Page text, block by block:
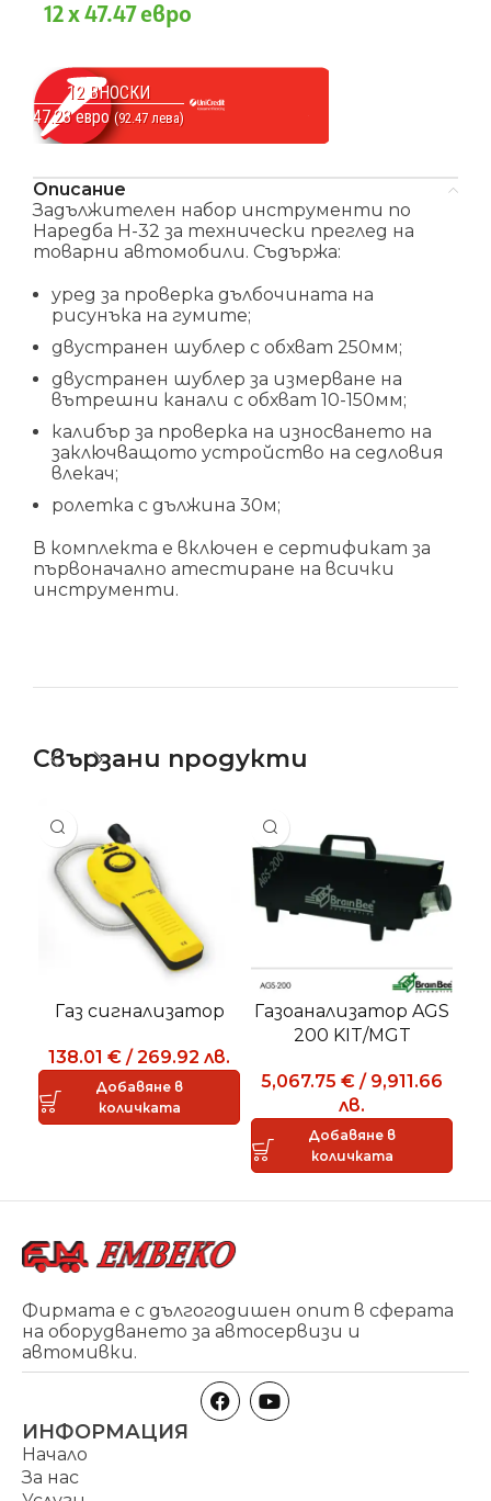
12 x 47.47 евро
12 ВНОСКИ
47.28 евро(92.47 лева)
Описание
Задължителен набор инструменти по
Наредба Н-32 за технически преглед на
товарни автомобили. Съдържа:
уред за проверка дълбочината на
рисунъка на гумите;
двустранен шублер с обхват 250мм;
двустранен шублер за измерване на
вътрешни канали с обхват 10-150мм;
калибър за проверка на износването на
заключващото устройство на седловия
влекач;
ролетка с дължина 30м;
В комплекта е включен е сертификат за
първоначално атестиране на всички
инструменти.
Свързани продукти
Газ сигнализатор
138.01 € /269.92 лв.
Добавяне в
количката
Газоанализатор AGS
200 KIT/MGT
5,067.75 € / 9,911.66
лв.
Добавяне в
количката
Фирмата е с дългогодишен опит в сферата
на оборудването за автосервизи и
автомивки.
ИНФОРМАЦИЯ
Начало
За нас